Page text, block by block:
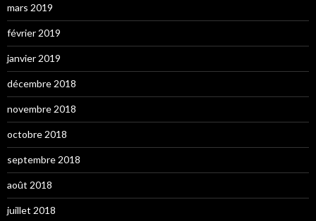
mars 2019
février 2019
janvier 2019
décembre 2018
novembre 2018
octobre 2018
septembre 2018
août 2018
juillet 2018